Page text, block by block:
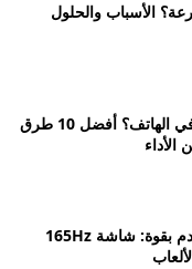
الأسباب والحلول
كيف أفرغ مساحة التخزين في الهاتف؟ أفضل 10 طرق
الأداء
هاتف REDMI K90 Max قادم بقوة: شاشة 165Hz